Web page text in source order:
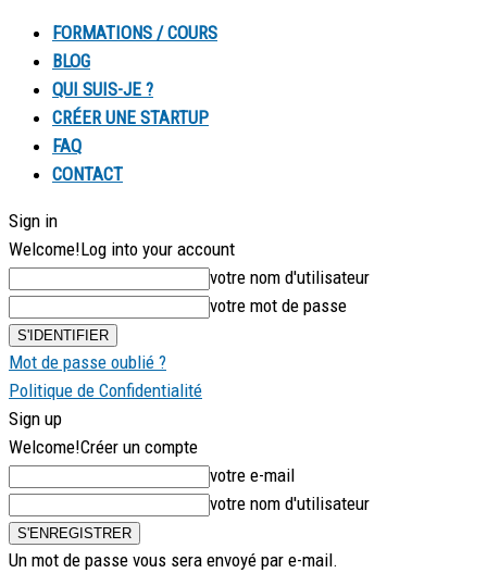
FORMATIONS / COURS
BLOG
QUI SUIS-JE ?
CRÉER UNE STARTUP
FAQ
CONTACT
Sign in
Welcome!Log into your account
votre nom d'utilisateur
votre mot de passe
Mot de passe oublié ?
Politique de Confidentialité
Sign up
Welcome!Créer un compte
votre e-mail
votre nom d'utilisateur
Un mot de passe vous sera envoyé par e-mail.